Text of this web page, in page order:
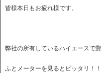
皆様本日もお疲れ様です。
弊社の所有しているハイエースで
ふとメーターを見るとピッタリ！！